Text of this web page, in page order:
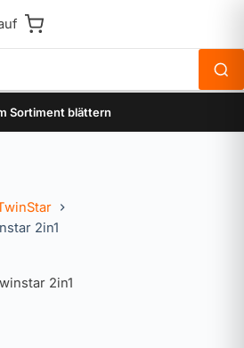
Sortiment blättern
2in1